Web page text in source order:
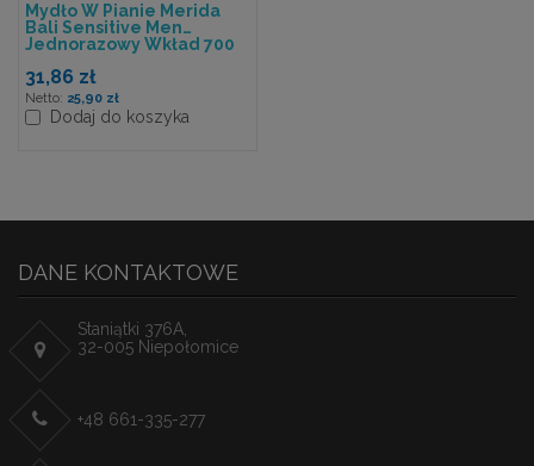
Mydło W Pianie Merida
Bali Sensitive Men
Jednorazowy Wkład 700
31,86 zł
25,90 zł
Dodaj do koszyka
DANE KONTAKTOWE
Staniątki 376A,
32-005 Niepołomice
+48 661-335-277